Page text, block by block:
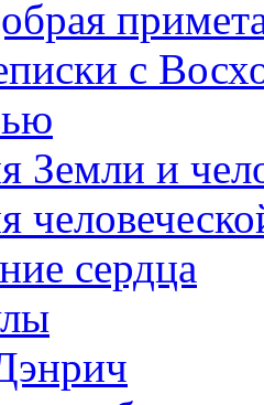
с
Земли и
сердца